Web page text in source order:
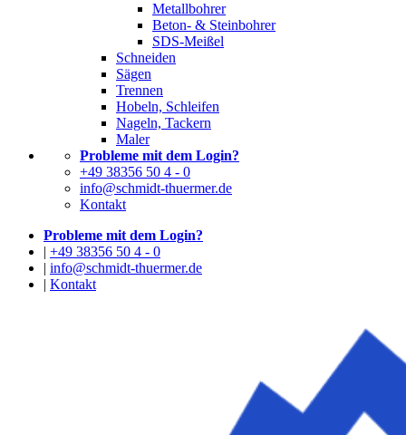
Metallbohrer
Beton- & Steinbohrer
SDS-Meißel
Schneiden
Sägen
Trennen
Hobeln, Schleifen
Nageln, Tackern
Maler
Probleme mit dem Login?
+49 38356 50 4 - 0
info@schmidt-thuermer.de
Kontakt
Probleme mit dem Login?
| +49 38356 50 4 - 0
| info@schmidt-thuermer.de
| Kontakt